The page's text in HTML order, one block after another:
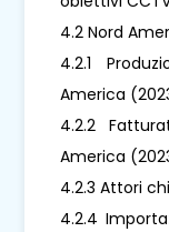
4.2 Nord
4.2.1
America
4.2.2
America
4.2.3 Attori
4.2.4